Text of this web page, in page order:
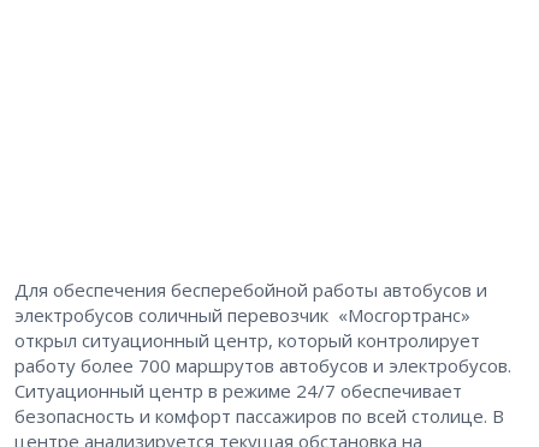
Для обеспечения бесперебойной работы автобусов и
электробусов соличный перевозчик «Мосгортранс»
открыл ситуационный центр, который контролирует
работу более 700 маршрутов автобусов и электробусов.
Ситуационный центр в режиме 24/7 обеспечивает
безопасность и комфорт пассажиров по всей столице. В
центре анализируется текущая обстановка на